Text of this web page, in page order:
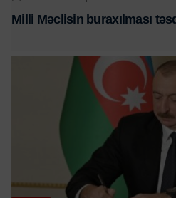
Milli Məclisin buraxılması